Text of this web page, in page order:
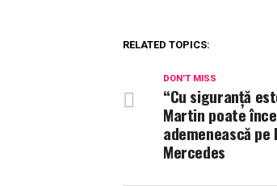
RELATED TOPICS:
DON'T MISS
“Cu siguranță
Martin poate
ademenească
Mercedes